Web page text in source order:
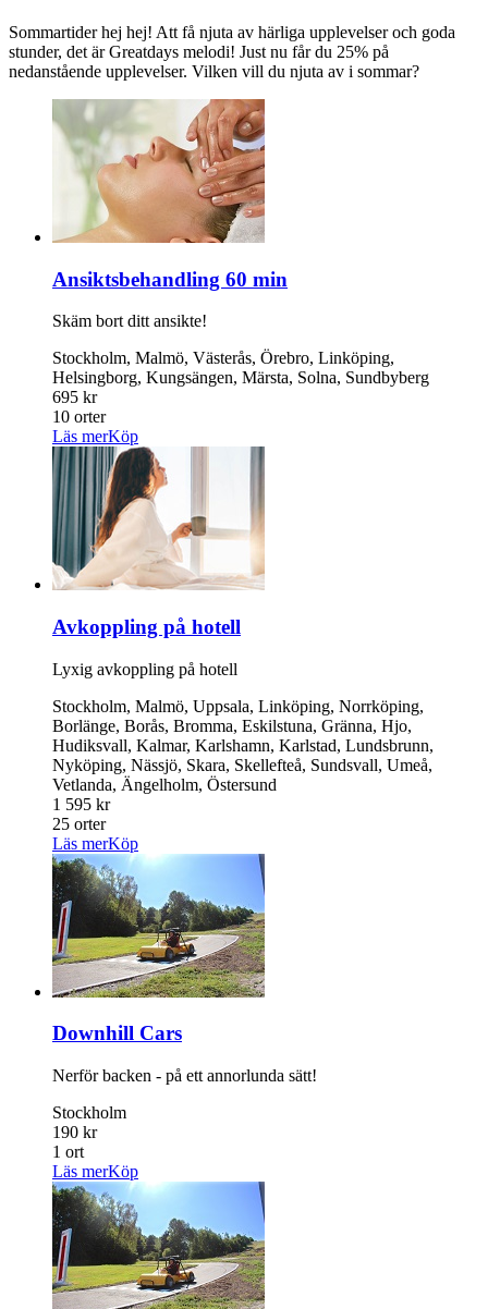
Sommartider hej hej! Att få njuta av härliga upplevelser och goda
stunder, det är Greatdays melodi! Just nu får du 25% på
nedanstående upplevelser. Vilken vill du njuta av i sommar?
Ansiktsbehandling 60 min
Skäm bort ditt ansikte!
Stockholm, Malmö, Västerås, Örebro, Linköping,
Helsingborg, Kungsängen, Märsta, Solna, Sundbyberg
695 kr
10 orter
Läs merKöp
Avkoppling på hotell
Lyxig avkoppling på hotell
Stockholm, Malmö, Uppsala, Linköping, Norrköping,
Borlänge, Borås, Bromma, Eskilstuna, Gränna, Hjo,
Hudiksvall, Kalmar, Karlshamn, Karlstad, Lundsbrunn,
Nyköping, Nässjö, Skara, Skellefteå, Sundsvall, Umeå,
Vetlanda, Ängelholm, Östersund
1 595 kr
25 orter
Läs merKöp
Downhill Cars
Nerför backen - på ett annorlunda sätt!
Stockholm
190 kr
1 ort
Läs merKöp